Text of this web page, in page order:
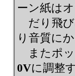
ーン紙は
だり飛び
り音質に
またポッ
0Vに調整